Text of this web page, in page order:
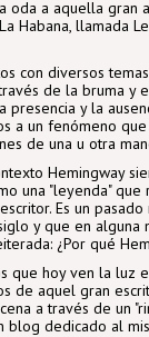
oda a aquella gran
Habana, llamada
con diversos
de la bruma y
presencia y la
a un fenómeno
de una u otra
Hemingway
una "leyenda" que
Es un
y que en alguna
¿Por qué
que hoy ven la luz
de aquel gran
a través de un
blog dedicado al